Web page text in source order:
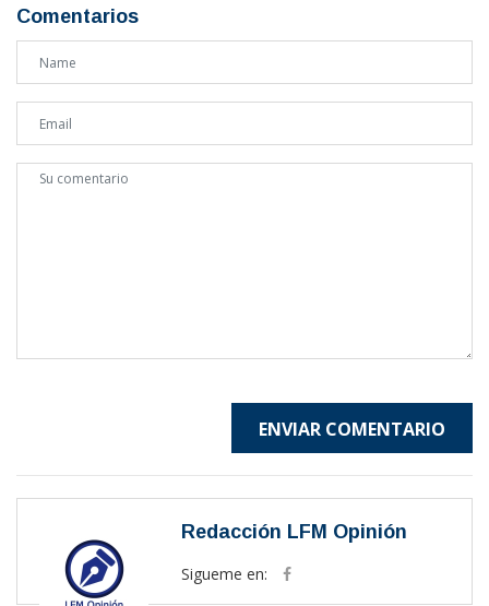
Comentarios
ENVIAR COMENTARIO
Redacción LFM Opinión
Sigueme en: